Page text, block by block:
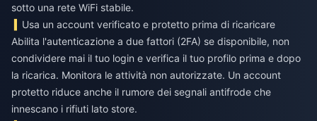
sotto una rete WiFi stabile.
Usa un account verificato e protetto prima di ricaricare
Abilita l'autenticazione a due fattori (2FA) se disponibile, non
condividere mai il tuo login e verifica il tuo profilo prima e dopo
la ricarica. Monitora le attività non autorizzate. Un account
protetto riduce anche il rumore dei segnali antifrode che
innescano i rifiuti lato store.